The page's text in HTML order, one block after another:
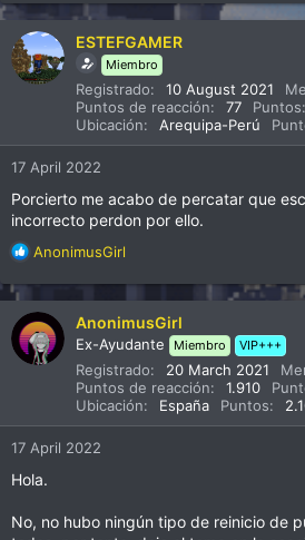
a
c
c
i
o
s
:
ESTEFGAMER
Miembro
Registrado 10 August 2021
Puntos de reacción
77 Puntos
Ubicación
Arequipa-Perú
17 April 2022
Porcierto me acabo de percatar que
incorrecto perdon por ello.
R
c
c
i
o
s
:
AnonimusGirl
AnonimusGirl
Ex-Ayudante Miembro VIP+++
Registrado 20 March 2021
Puntos de reacción
1.910
Ubicación
España Puntos
17 April 2022
Hola.
No, no hubo ningún tipo de reinicio de